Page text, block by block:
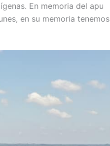
En memoria del apu
en su memoria tenemos